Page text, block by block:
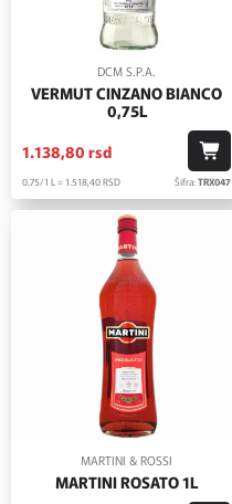
DCM S.P.A.
VERMUT CINZANO BIANCO
0,75L
1.138,80 rsd
0.75/1 L = 1.518,40RSD Šifra:TRX047
MARTINI & ROSSI
MARTINI ROSATO 1L